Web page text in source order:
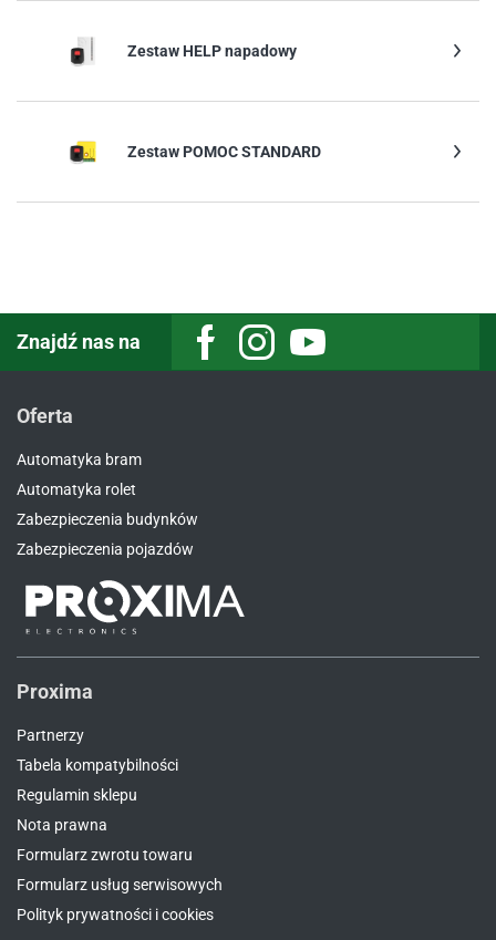
Zestaw HELP napadowy
Zestaw POMOC STANDARD
Znajdź nas na FacebookInstagramYoutube
Oferta
Automatyka bram
Automatyka rolet
Zabezpieczenia budynków
Zabezpieczenia pojazdów
Proxima
Partnerzy
Tabela kompatybilności
Regulamin sklepu
Nota prawna
Formularz zwrotu towaru
Formularz usług serwisowych
Polityk prywatności i cookies